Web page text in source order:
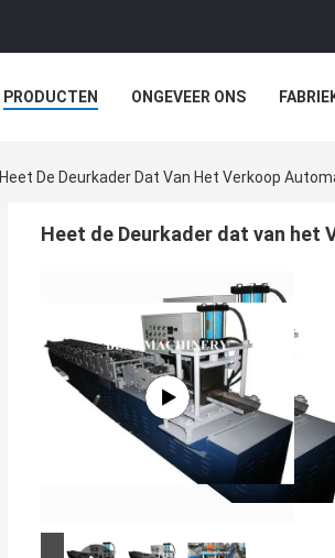
PRODUCTEN ONGEVEER ONS
Heet De Deurkader Dat Van Het Verkoop
Heet de Deurkader dat van het